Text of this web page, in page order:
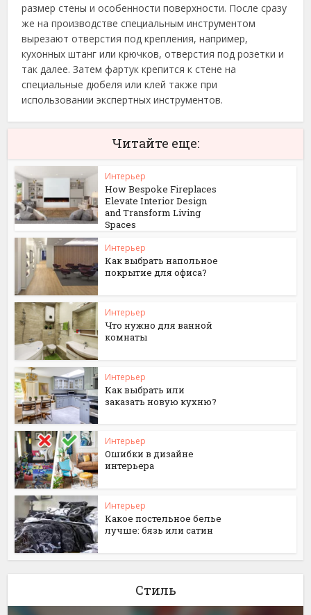
размер стены и особенности поверхности. После сразу
же на производстве специальным инструментом
вырезают отверстия под крепления, например,
кухонных штанг или крючков, отверстия под розетки и
так далее. Затем фартук крепится к стене на
специальные дюбеля или клей также при
использовании экспертных инструментов.
Читайте еще:
Интерьер
How Bespoke Fireplaces
Elevate Interior Design
and Transform Living
Spaces
Интерьер
Как выбрать напольное
покрытие для офиса?
Интерьер
Что нужно для ванной
комнаты
Интерьер
Как выбрать или
заказать новую кухню?
Интерьер
Ошибки в дизайне
интерьера
Интерьер
Какое постельное белье
лучше: бязь или сатин
Стиль